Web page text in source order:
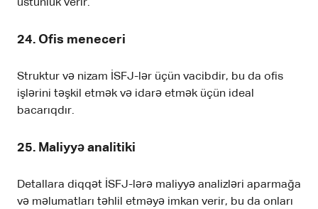
üstünlük verir.
24. Ofis meneceri
Struktur və nizam İSFJ-lər üçün vacibdir, bu da ofis
işlərini təşkil etmək və idarə etmək üçün ideal
bacarıqdır.
25. Maliyyə analitiki
Detallara diqqət İSFJ-lərə maliyyə analizləri aparmağa
və məlumatları təhlil etməyə imkan verir, bu da onları